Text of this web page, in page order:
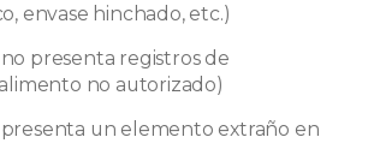
envase hinchado, etc.)
presenta registros de
no autorizado)
un elemento extraño en